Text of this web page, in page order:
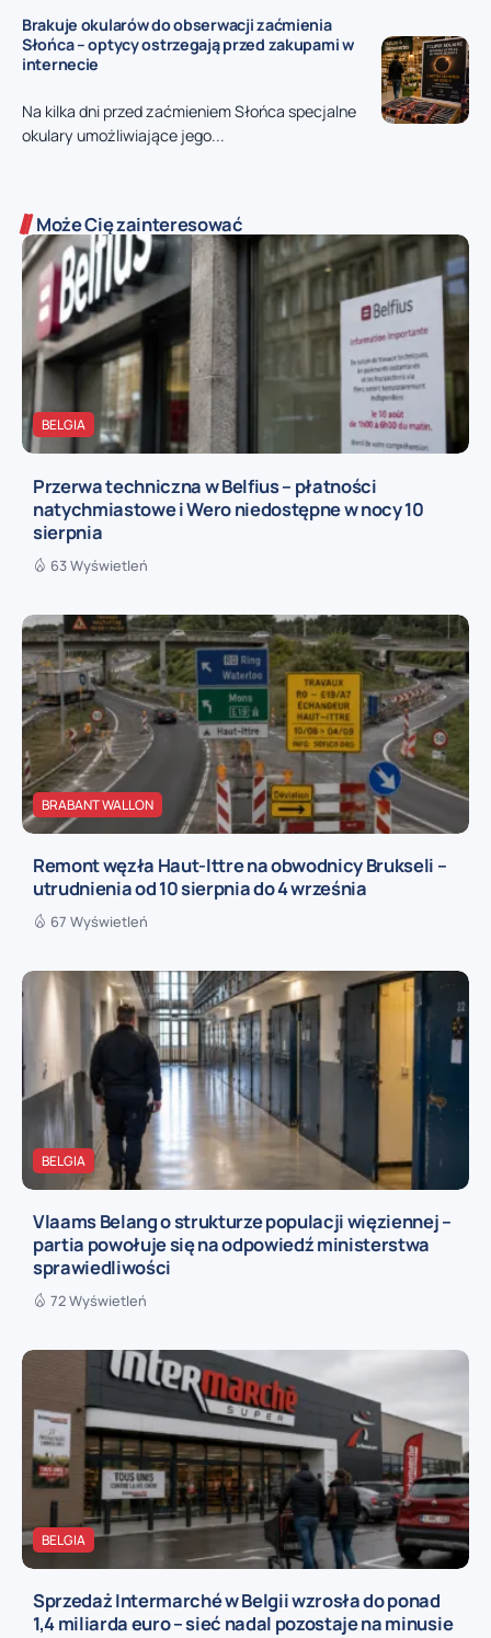
Brakuje okularów do obserwacji zaćmienia
Słońca – optycy ostrzegają przed zakupami w
internecie
Na kilka dni przed zaćmieniem Słońca specjalne
okulary umożliwiające jego...
Może Cię zainteresować
BELGIA
Przerwa techniczna w Belfius – płatności
natychmiastowe i Wero niedostępne w nocy 10
sierpnia
63 Wyświetleń
BRABANT WALLON
Remont węzła Haut-Ittre na obwodnicy Brukseli –
utrudnienia od 10 sierpnia do 4 września
67 Wyświetleń
BELGIA
Vlaams Belang o strukturze populacji więziennej –
partia powołuje się na odpowiedź ministerstwa
sprawiedliwości
72 Wyświetleń
BELGIA
Sprzedaż Intermarché w Belgii wzrosła do ponad
1,4 miliarda euro – sieć nadal pozostaje na minusie